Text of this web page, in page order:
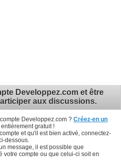
Developpez.com et être
aux discussions.
Developpez.com ? Créez-en un
entièrement gratuit !
et qu'il est bien activé, connectez-
dessous.
message, il est possible que
votre compte ou que celui-ci soit en